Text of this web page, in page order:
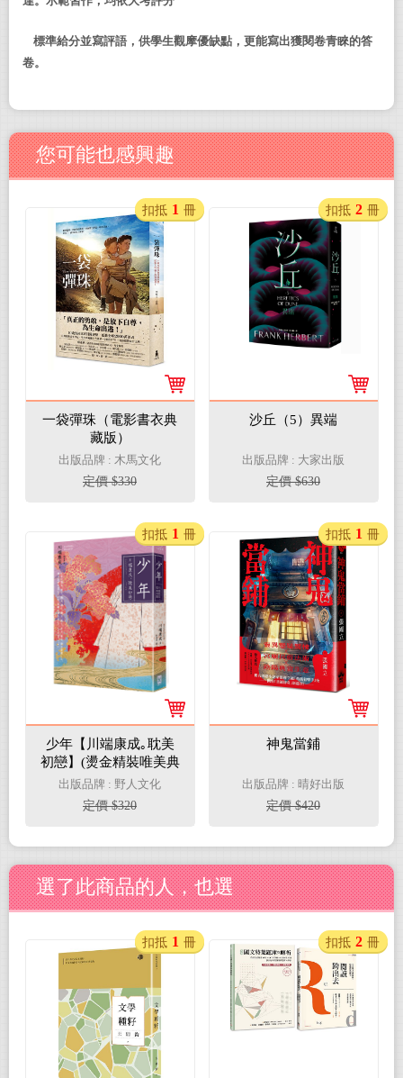
標準給分並寫評語，供學生觀摩優缺點，更能寫出獲閱卷青睞的答
卷。
您可能也感興趣
一袋彈珠（電影書衣典
藏版）
出版品牌 : 木馬文化
定價 $330
扣抵 1 冊
沙丘（5）異端
出版品牌 : 大家出版
定價 $630
扣抵 2 冊
少年【川端康成｡耽美
初戀】(燙金精裝唯美典
藏版)
出版品牌 : 野人文化
定價 $320
扣抵 1 冊
神鬼當鋪
出版品牌 : 晴好出版
定價 $420
扣抵 1 冊
選了此商品的人，也選
扣抵 1 冊 扣抵 2 冊